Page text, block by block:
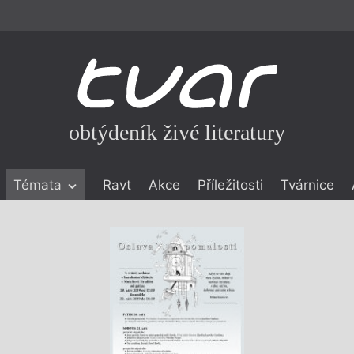
obtýdeník živé literatury
Témata Ravt Akce Příležitosti Tvárnice